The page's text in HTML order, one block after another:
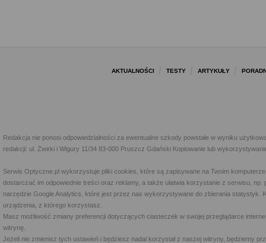
AKTUALNOŚCI TESTY ARTYKUŁY
Redakcja nie ponosi odpowiedzialności za ewentualne szkody powstałe w wyniku
redakcji: ul. Żwirki i Wigury 11/34 83-000 Pruszcz Gdański Kopiowanie lub
Serwis Optyczne.pl wykorzystuje pliki cookies, które są zapisywane na Twoim
dostarczać im odpowiednie treści oraz reklamy, a także ułatwia korzystanie z serwisu,
narzędzie Google Analytics, które jest przez nas wykorzystywane do zbierania statystyk.
urządzenia, z którego korzystasz.
Masz możliwość zmiany preferencji dotyczących ciasteczek w swojej przeglądarce
witrynę.
Jeżeli nie zmienisz tych ustawień i będziesz nadal korzystał z naszej witryny, będziemy